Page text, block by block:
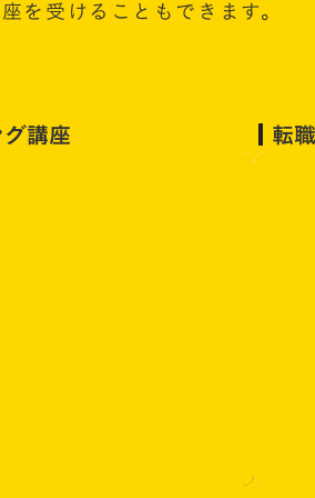
を受けることもできます。
講座 転